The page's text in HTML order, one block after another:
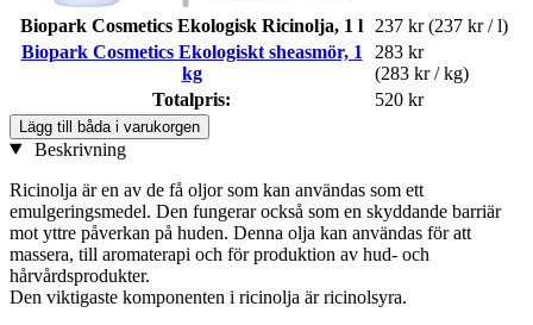
Biopark Cosmetics Ekologisk Ricinolja, 1 l 237 kr (237 kr / l)
Biopark Cosmetics Ekologiskt sheasmör, 1
kg
283 kr
(283 kr / kg)
Totalpris:
520 kr
Lägg till båda i varukorgen
Beskrivning
Ricinolja är en av de få oljor som kan användas som ett
emulgeringsmedel. Den fungerar också som en skyddande barriär
mot yttre påverkan på huden. Denna olja kan användas för att
massera, till aromaterapi och för produktion av hud- och
hårvårdsprodukter.
Den viktigaste komponenten i ricinolja är ricinolsyra.